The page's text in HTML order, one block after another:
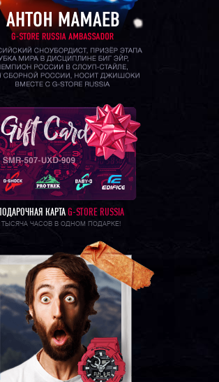
ПОДАРОЧНАЯ КАРТА G-STORE RUSSIA
ТЫСЯЧА ЧАСОВ В ОДНОМ ПОДАРКЕ!